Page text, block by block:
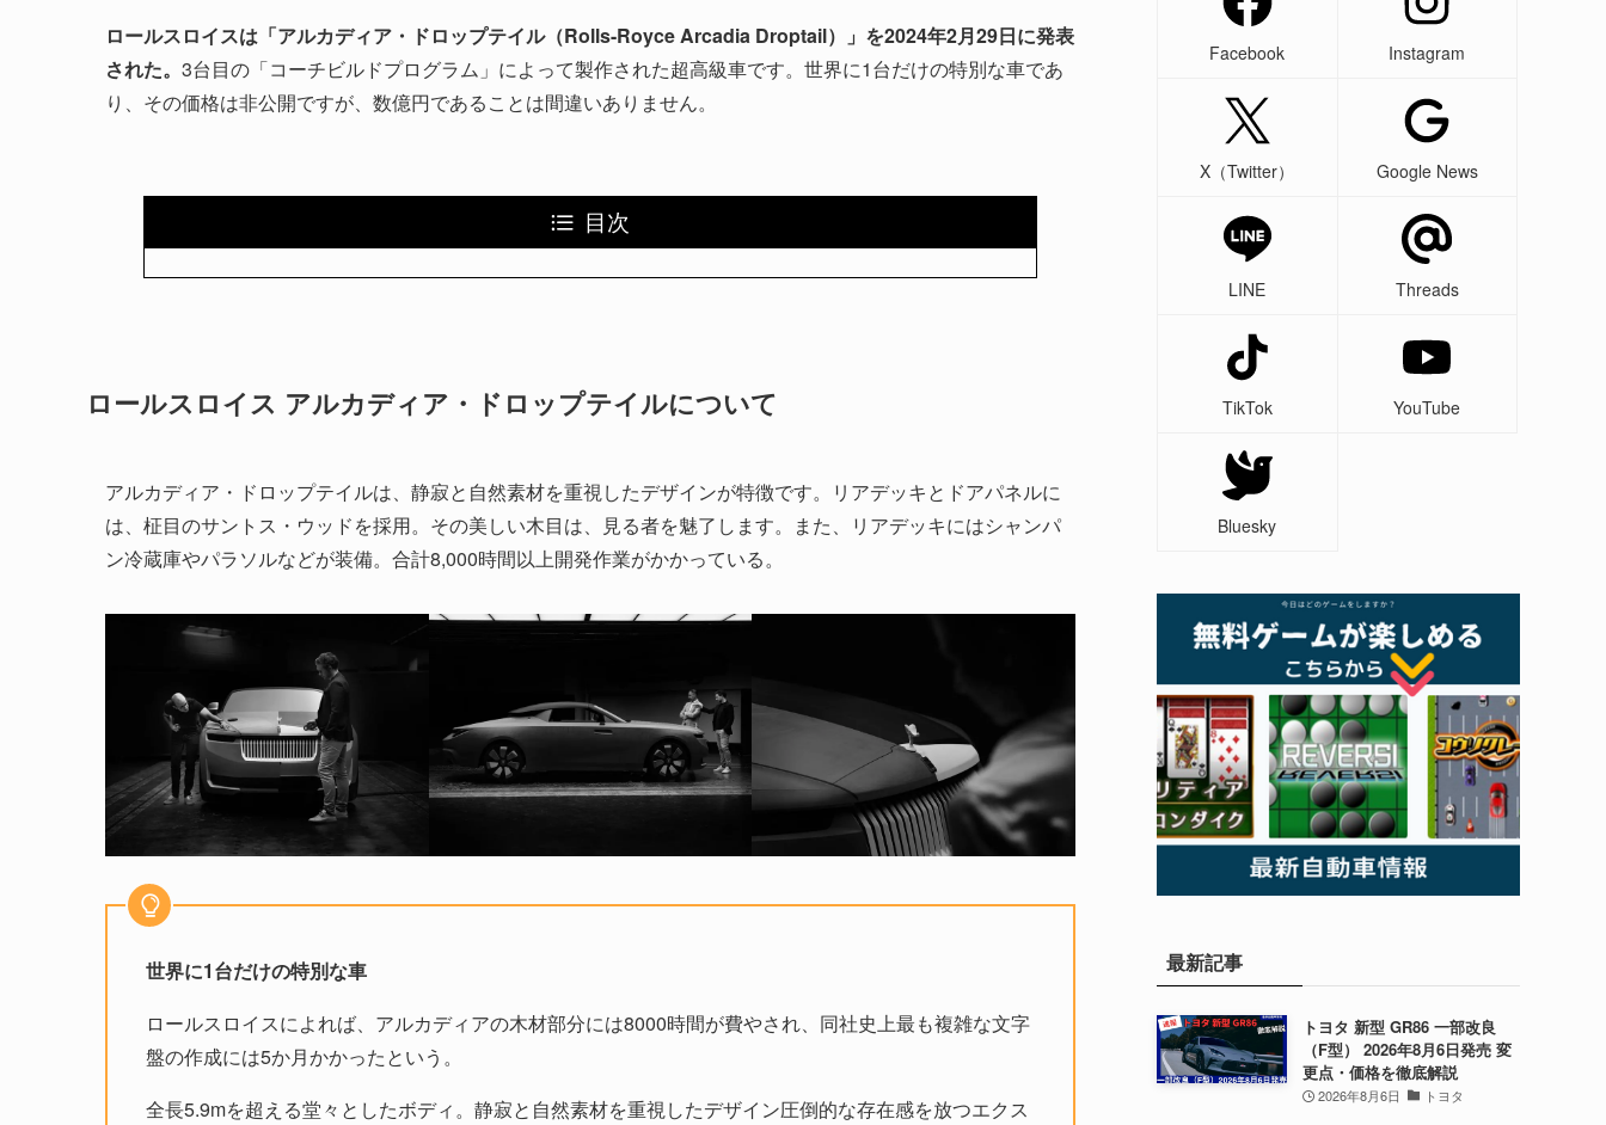
ロールスロイスは「アルカディア・ドロップテイル（Rolls-Royce Arcadia Droptail）」を2024年2月29日に発表
された。 3台目の「コーチビルドプログラム」によって製作された超高級車です。世界に1台だけの特別な車であ
り、その価格は非公開ですが、数億円であることは間違いありません。
目次
ロールスロイス アルカディア・ドロップテイルについて
アルカディア・ドロップテイルは、静寂と自然素材を重視したデザインが特徴です。リアデッキとドアパネルに
は、柾目のサントス・ウッドを採用。その美しい木目は、見る者を魅了します。また、リアデッキにはシャンパ
ン冷蔵庫やパラソルなどが装備。合計8,000時間以上開発作業がかかっている。
世界に1台だけの特別な車
ロールスロイスによれば、アルカディアの木材部分には8000時間が費やされ、同社史上最も複雑な文字
盤の作成には5か月かかったという。
全長5.9mを超える堂々としたボディ。静寂と自然素材を重視したデザイン圧倒的な存在感を放つエクス
Facebook Instagram
X（Twitter） Google News
LINE Threads
TikTok YouTube
Bluesky
最新記事
トヨタ 新型 GR86 一部改良
（F型） 2026年8月6日発売 変
更点・価格を徹底解説
2026年8月6日 トヨタ